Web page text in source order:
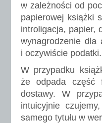
w zależności od
papierowej książki
introligacja, papier,
wynagrodzenie dla
i oczywiście podatki.
W przypadku
że odpada część
dostawy. W
intuicyjnie
samego tytułu w